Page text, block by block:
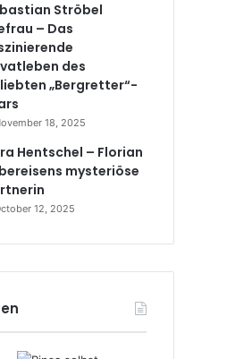
Ströbel
– Das
des
„Bergretter“-
18, 2025
Hentschel – Florian
mysteriöse
12, 2025